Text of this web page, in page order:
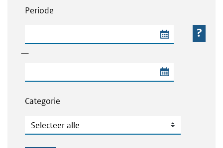
Periode
—
Categorie
Categorie